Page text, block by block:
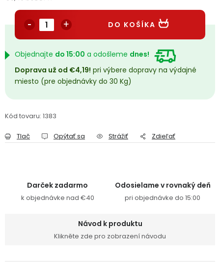
Obchodné podmienky Reklamačný poriadok
Podmienky ochrany osobných údajov
Přihlášení
DO KOŠÍKA
Objednajte do 15:00 a odošleme dnes!
Doprava už od €4,19! pri výbere dopravy na výdajné
miesto (pre objednávky do 30 Kg)
Kód tovaru: 1383
Tlač Opýtať sa Strážiť Zdieľať
Darček zadarmo
k objednávke nad €40
Odosielame v rovnaký deň
pri objednávke do 15:00
Návod k produktu
Klikněte zde pro zobrazení návodu